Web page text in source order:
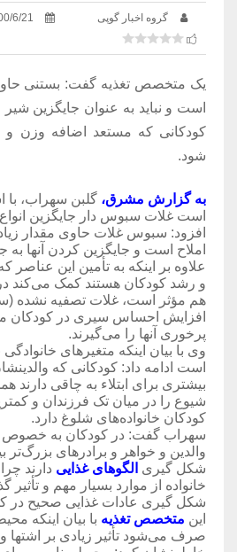
گروه اخبار گوپی 6/21
یک متخصص تغذیه گفت: بستنی
است و نباید به عنوان جایگزین
کودکانی که مستعد اضافه وزن و
شود.
به گزارش مشرق، گلبن سهراب، با
است غلات سبوس دار جایگزین
افزود: سبوس غلات حاوی مقدار
املاح است و جایگزین کردن آنها به
علاوه بر اینکه به تأمین این
و رشد کودکان هستند کمک می‌کند
هم مؤثر است، غلات تصفیه نشده
افزایش احساس سیری در کودکان
پرخوری آنها را می‌گیرند.
وی با بیان اینکه متغیرهای خانوادگی
است ادامه داد: کودکانی که
بیشتری برای ابتلاء به چاقی دارند
شیوع را در میان تک فرزندان و
کودکان خانواده‌های شلوغ دارد.
سهراب گفت: در کودکان به خصوص
والدین و خواهر و برادرهای بزرگ‌تر
شکل گیری الگوهای غذایی دارند
خانواده از موارد بسیار مهم و تأثیر
شکل گیری عادات غذایی صحیح در
این متخصص تغذیه با بیان اینکه
صرف می‌شود تأثیر زیادی بر اشتها